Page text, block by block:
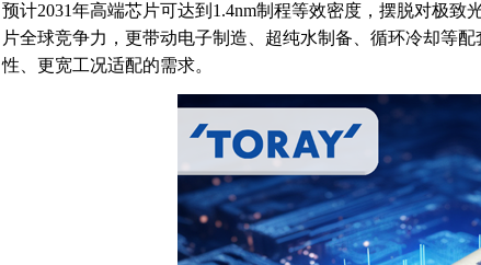
预计2031年高端芯片可达到1.4nm制程等效密度，摆脱对极
片全球竞争力，更带动电子制造、超纯水制备、循环冷却等
性、更宽工况适配的需求。